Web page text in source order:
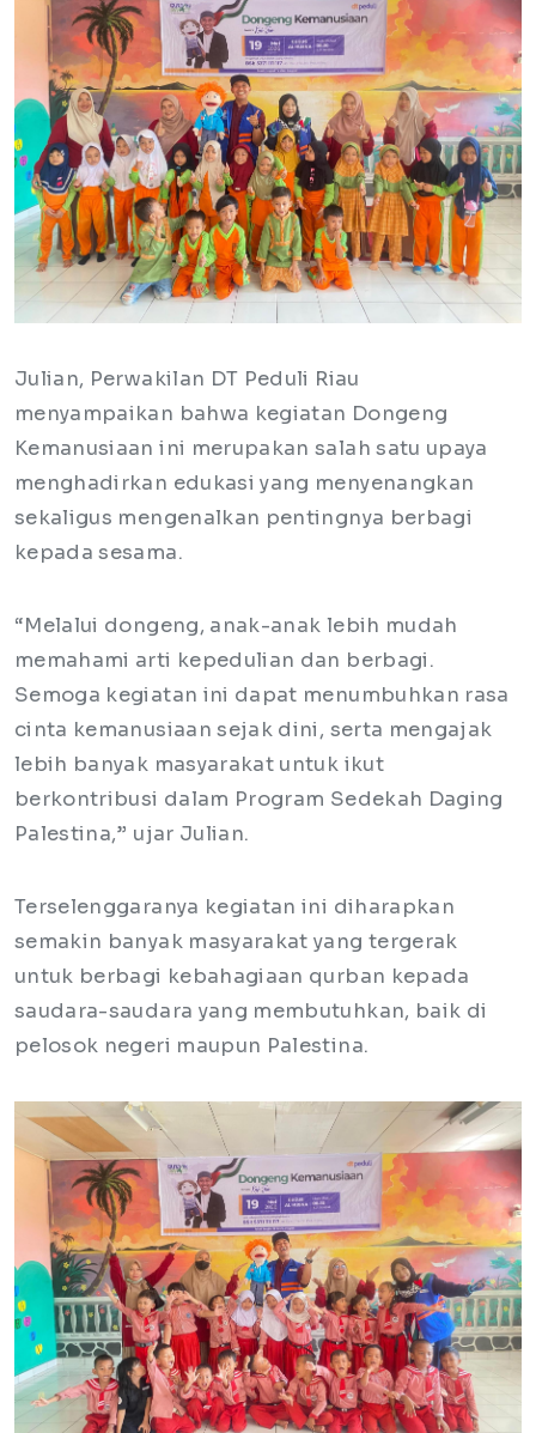
Julian, Perwakilan DT Peduli Riau
menyampaikan bahwa kegiatan Dongeng
Kemanusiaan ini merupakan salah satu upaya
menghadirkan edukasi yang menyenangkan
sekaligus mengenalkan pentingnya berbagi
kepada sesama.
“Melalui dongeng, anak-anak lebih mudah
memahami arti kepedulian dan berbagi.
Semoga kegiatan ini dapat menumbuhkan rasa
cinta kemanusiaan sejak dini, serta mengajak
lebih banyak masyarakat untuk ikut
berkontribusi dalam Program Sedekah Daging
Palestina,” ujar Julian.
Terselenggaranya kegiatan ini diharapkan
semakin banyak masyarakat yang tergerak
untuk berbagi kebahagiaan qurban kepada
saudara-saudara yang membutuhkan, baik di
pelosok negeri maupun Palestina.